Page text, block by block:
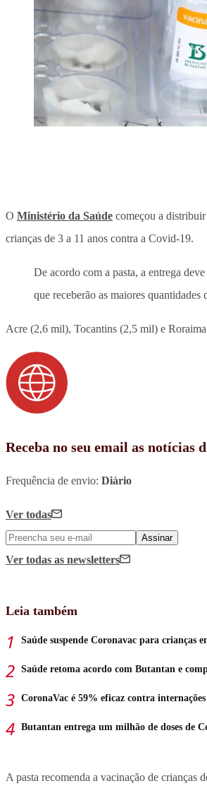
O Ministério da Saúde começou a
crianças de 3 a 11 anos contra a Covid-19.
De acordo com a pasta, a entrega
que receberão as maiores quantidades
Acre (2,6 mil), Tocantins (2,5 mil) e
Receba no seu email as notícias
Frequência de envio: Diário
Ver todas
Assinar
Ver todas as newsletters
Leia também
Saúde suspende Coronavac para crianças
Saúde retoma acordo com Butantan e
CoronaVac é 59% eficaz contra internações
Butantan entrega um milhão de doses de
A pasta recomenda a vacinação de crianças